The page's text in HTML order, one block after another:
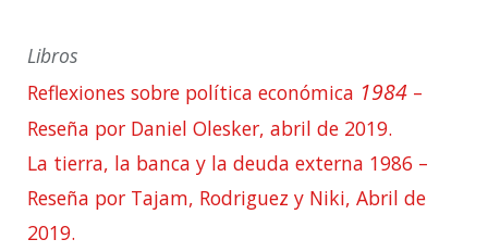
Libros
Reflexiones sobre política económica 1984 –
Reseña por Daniel Olesker, abril de 2019.
La tierra, la banca y la deuda externa 1986 –
Reseña por Tajam, Rodriguez y Niki, Abril de
2019.